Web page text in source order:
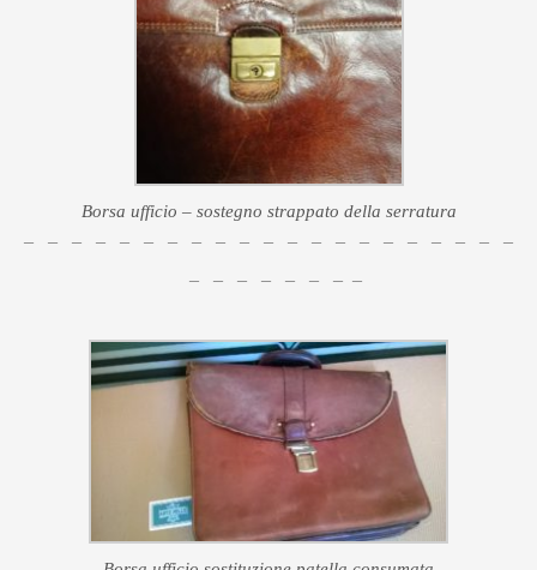
Borsa ufficio – sostegno strappato della serratura
– – – – – – – – – – – – – – – – – – – – –
– – – – – – – –